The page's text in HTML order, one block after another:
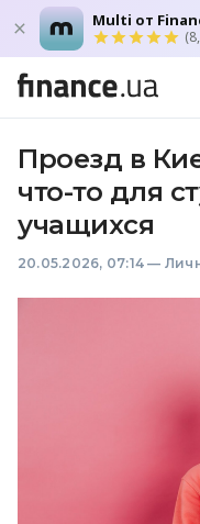
Multi от
Проезд в
что-то для
учащихся
20.05.2026, 07:14 —